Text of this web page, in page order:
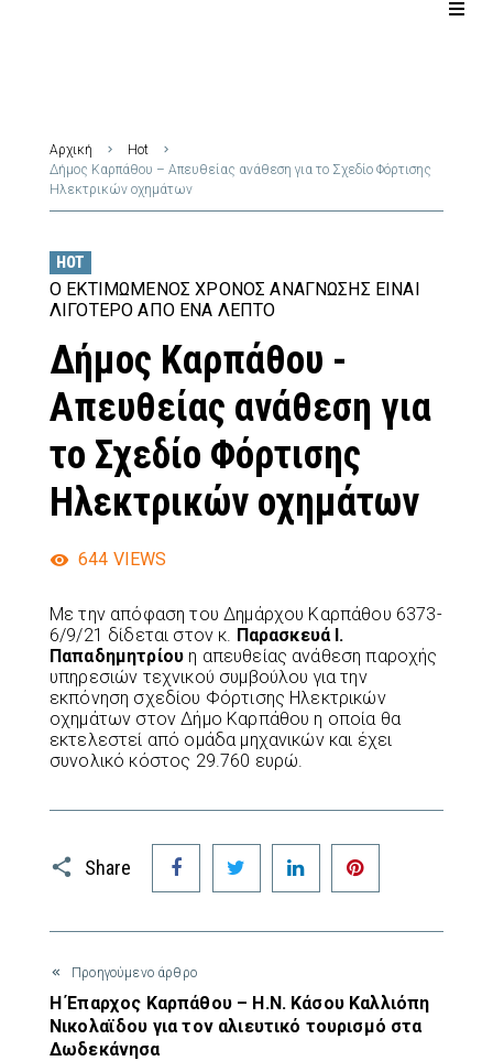
Αρχική
Hot
Δήμος Καρπάθου – Απευθείας ανάθεση για το Σχεδίο Φόρτισης
Ηλεκτρικών οχημάτων
HOT
Ο ΕΚΤΙΜΏΜΕΝΟΣ ΧΡΌΝΟΣ ΑΝΆΓΝΩΣΗΣ ΕΊΝΑΙ
ΛΙΓΌΤΕΡΟ ΑΠΌ ΈΝΑ ΛΕΠΤΌ
Δήμος Καρπάθου -
Απευθείας ανάθεση για
το Σχεδίο Φόρτισης
Ηλεκτρικών οχημάτων
644 VIEWS
Με την απόφαση του Δημάρχου Καρπάθου 6373-
6/9/21 δίδεται στον κ. Παρασκευά Ι.
Παπαδημητρίου η απευθείας ανάθεση παροχής
υπηρεσιών τεχνικού συμβούλου για την
εκπόνηση σχεδίου Φόρτισης Ηλεκτρικών
οχημάτων στον Δήμο Καρπάθου η οποία θα
εκτελεστεί από ομάδα μηχανικών και έχει
συνολικό κόστος 29.760 ευρώ.
Share
Facebook Twitter LinkedIn
Προηγούμενο άρθρο
Η Έπαρχος Καρπάθου – Η.Ν. Κάσου Καλλιόπη
Νικολαϊδου για τον αλιευτικό τουρισμό στα
Δωδεκάνησα